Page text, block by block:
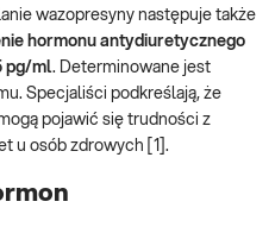
wazopresyny następuje także
hormonu antydiuretycznego
pg/ml. Determinowane jest
Specjaliści podkreślają, że
pojawić się trudności z
u osób zdrowych [1].